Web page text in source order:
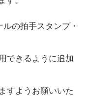
の拍手スタンプ・
できるように追加
すようお願いいた